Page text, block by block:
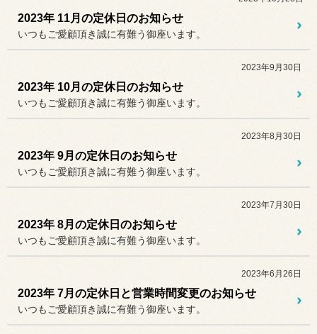
2023年 11月の定休日のお知らせ
いつもご愛顧頂き誠に有難う御座います。
2023年9月30日
2023年 10月の定休日のお知らせ
いつもご愛顧頂き誠に有難う御座います。
2023年8月30日
2023年 9月の定休日のお知らせ
いつもご愛顧頂き誠に有難う御座います。
2023年7月30日
2023年 8月の定休日のお知らせ
いつもご愛顧頂き誠に有難う御座います。
2023年6月26日
2023年 7月の定休日と営業時間変更のお知らせ
いつもご愛顧頂き誠に有難う御座います。